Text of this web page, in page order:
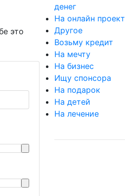
это
денег
На онлайн проект
Другое
Возьму кредит
На мечту
На бизнес
Ищу спонсора
На подарок
На детей
На лечение